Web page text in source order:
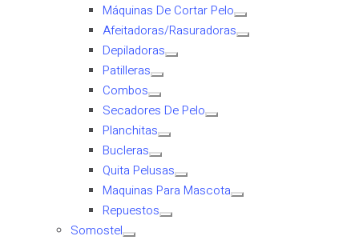
Máquinas De Cortar Pelo
Afeitadoras/Rasuradoras
Depiladoras
Patilleras
Combos
Secadores De Pelo
Planchitas
Bucleras
Quita Pelusas
Maquinas Para Mascota
Repuestos
Somostel